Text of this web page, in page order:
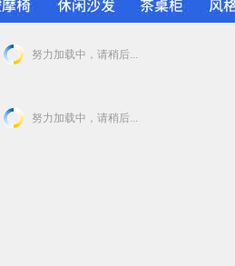
努力加载中，请稍后...
努力加载中，请稍后...